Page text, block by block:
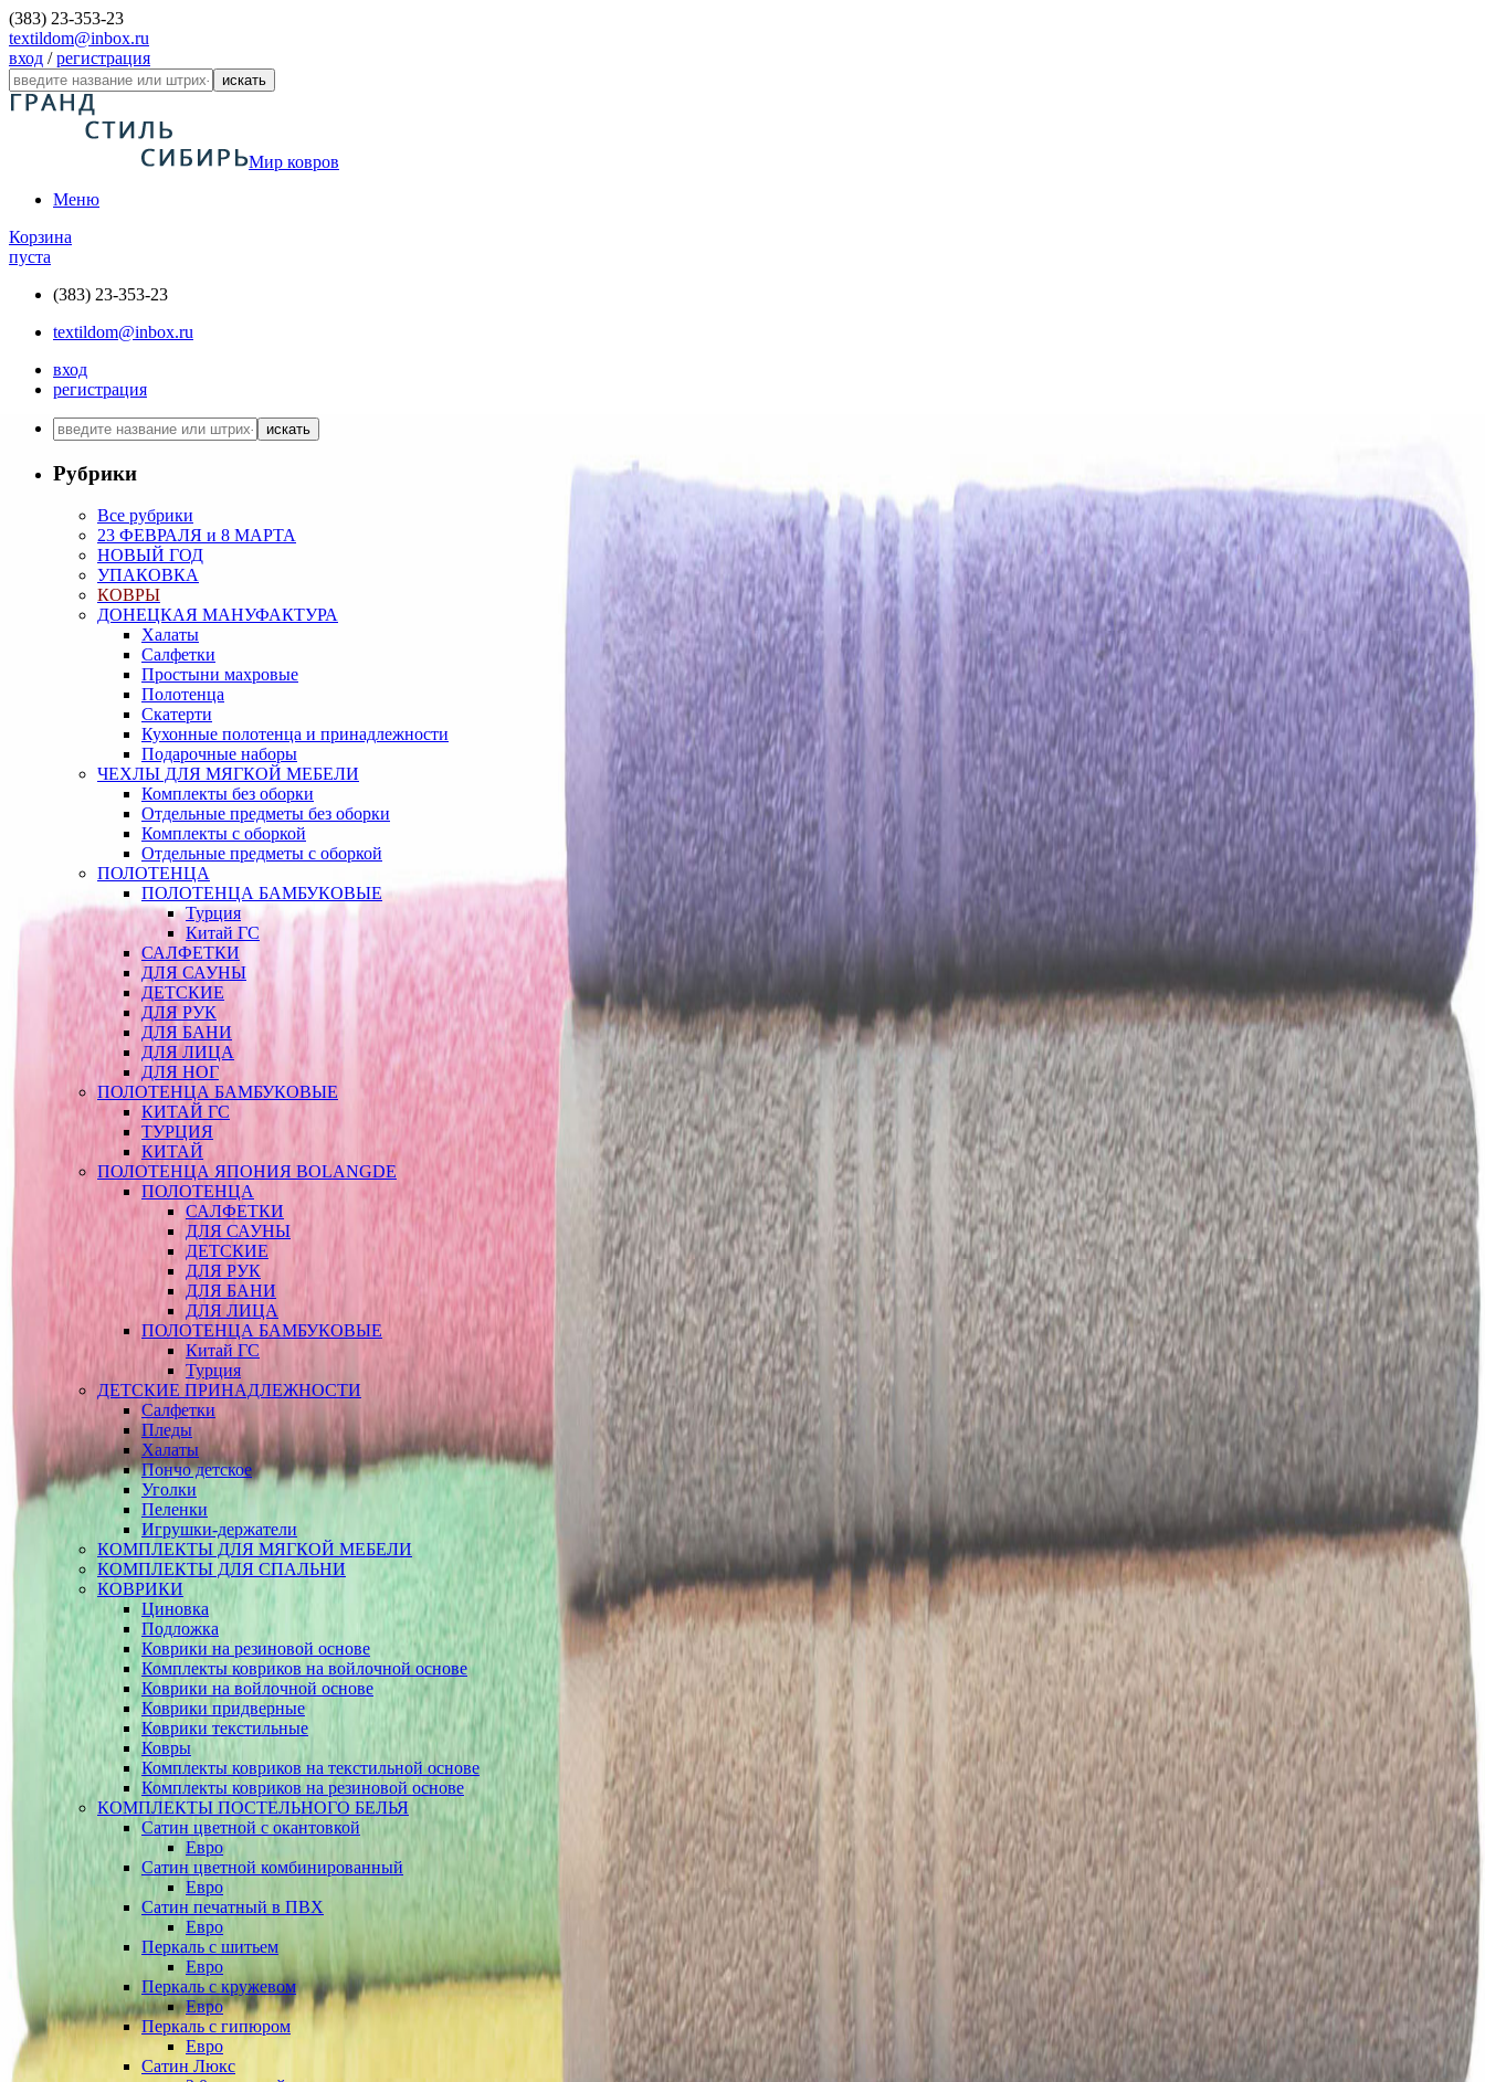
(383) 23-353-23
textildom@inbox.ru
вход /регистрация
искать
Мир ковров
Меню
Корзина
пуста
(383) 23-353-23
textildom@inbox.ru
вход
регистрация
искать
Рубрики
Все рубрики
23 ФЕВРАЛЯ и 8 МАРТА
НОВЫЙ ГОД
УПАКОВКА
КОВРЫ
ДОНЕЦКАЯ МАНУФАКТУРА
Халаты
Салфетки
Простыни махровые
Полотенца
Скатерти
Кухонные полотенца и принадлежности
Подарочные наборы
ЧЕХЛЫ ДЛЯ МЯГКОЙ МЕБЕЛИ
Комплекты без оборки
Отдельные предметы без оборки
Комплекты с оборкой
Отдельные предметы с оборкой
ПОЛОТЕНЦА
ПОЛОТЕНЦА БАМБУКОВЫЕ
Турция
Китай ГС
САЛФЕТКИ
ДЛЯ САУНЫ
ДЕТСКИЕ
ДЛЯ РУК
ДЛЯ БАНИ
ДЛЯ ЛИЦА
ДЛЯ НОГ
ПОЛОТЕНЦА БАМБУКОВЫЕ
КИТАЙ ГС
ТУРЦИЯ
КИТАЙ
ПОЛОТЕНЦА ЯПОНИЯ BOLANGDE
ПОЛОТЕНЦА
САЛФЕТКИ
ДЛЯ САУНЫ
ДЕТСКИЕ
ДЛЯ РУК
ДЛЯ БАНИ
ДЛЯ ЛИЦА
ПОЛОТЕНЦА БАМБУКОВЫЕ
Китай ГС
Турция
ДЕТСКИЕ ПРИНАДЛЕЖНОСТИ
Салфетки
Пледы
Халаты
Пончо детское
Уголки
Пеленки
Игрушки-держатели
КОМПЛЕКТЫ ДЛЯ МЯГКОЙ МЕБЕЛИ
КОМПЛЕКТЫ ДЛЯ СПАЛЬНИ
КОВРИКИ
Циновка
Подложка
Коврики на резиновой основе
Комплекты ковриков на войлочной основе
Коврики на войлочной основе
Коврики придверные
Коврики текстильные
Ковры
Комплекты ковриков на текстильной основе
Комплекты ковриков на резиновой основе
КОМПЛЕКТЫ ПОСТЕЛЬНОГО БЕЛЬЯ
Сатин цветной с окантовкой
Евро
Сатин цветной комбинированный
Евро
Сатин печатный в ПВХ
Евро
Перкаль с шитьем
Евро
Перкаль с кружевом
Евро
Перкаль с гипюром
Евро
Сатин Люкс